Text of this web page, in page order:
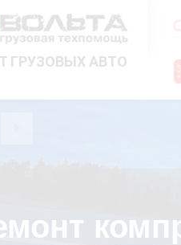
ГРУЗОВЫХ АВТО